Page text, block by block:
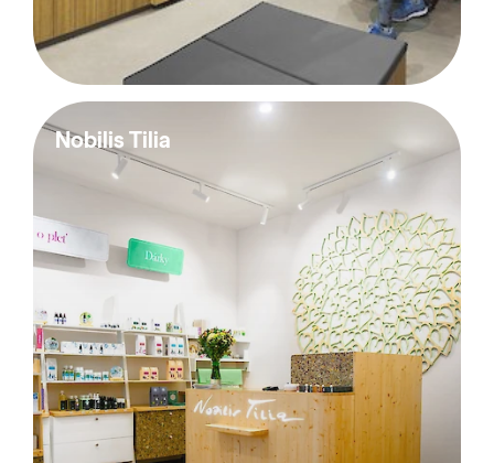
Nobilis Tilia